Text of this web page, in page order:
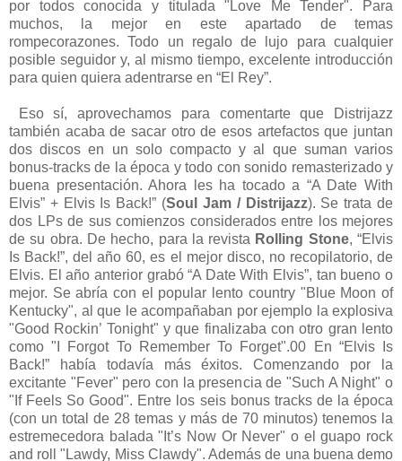
por todos conocida y titulada "Love Me Tender". Para
muchos, la mejor en este apartado de temas
rompecorazones. Todo un regalo de lujo para cualquier
posible seguidor y, al mismo tiempo, excelente introducción
para quien quiera adentrarse en “El Rey”.
Eso sí, aprovechamos para comentarte que Distrijazz
también acaba de sacar otro de esos artefactos que juntan
dos discos en un solo compacto y al que suman varios
bonus-tracks de la época y todo con sonido remasterizado y
buena presentación. Ahora les ha tocado a “A Date With
Elvis” + Elvis Is Back!” (Soul Jam / Distrijazz). Se trata de
dos LPs de sus comienzos considerados entre los mejores
de su obra. De hecho, para la revista Rolling Stone, “Elvis
Is Back!”, del año 60, es el mejor disco, no recopilatorio, de
Elvis. El año anterior grabó “A Date With Elvis”, tan bueno o
mejor. Se abría con el popular lento country "Blue Moon of
Kentucky", al que le acompañaban por ejemplo la explosiva
"Good Rockin’ Tonight" y que finalizaba con otro gran lento
como "I Forgot To Remember To Forget".00 En “Elvis Is
Back!” había todavía más éxitos. Comenzando por la
excitante "Fever" pero con la presencia de "Such A Night" o
"If Feels So Good". Entre los seis bonus tracks de la época
(con un total de 28 temas y más de 70 minutos) tenemos la
estremecedora balada "It’s Now Or Never" o el guapo rock
and roll "Lawdy, Miss Clawdy". Además de una buena demo